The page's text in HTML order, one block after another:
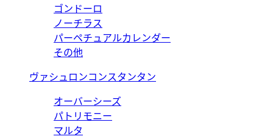
ゴンドーロ
ノーチラス
パーペチュアルカレンダー
その他
ヴァシュロンコンスタンタン
オーバーシーズ
パトリモニー
マルタ